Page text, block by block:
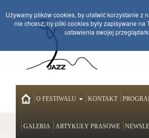
HOMEO FESTIWALU KONTAKT
GALERIA ARTYKUŁY PRASOWE
Używamy plików cookies, by ułatwić korzystanie z
nie chcesz, by pliki cookies były zapisywane na
ustawienia swojej